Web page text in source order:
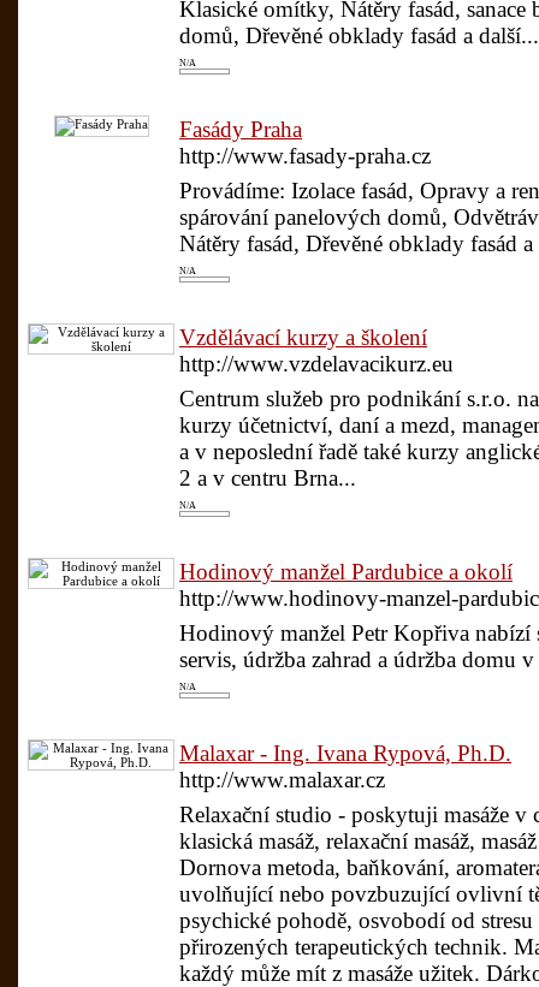
Klasické omítky, Nátěry fasád,
domů, Dřevěné obklady fasád a další...
N/A
Fasády Praha
http://www.fasady-praha.cz
Provádíme: Izolace fasád, Opravy a
spárování panelových domů,
Nátěry fasád, Dřevěné obklady fasád
N/A
Vzdělávací kurzy a školení
http://www.vzdelavacikurz.eu
Centrum služeb pro podnikání s.r.o.
kurzy účetnictví, daní a mezd,
a v neposlední řadě také kurzy
2 a v centru Brna...
N/A
Hodinový manžel Pardubice a okolí
http://www.hodinovy-manzel-
Hodinový manžel Petr Kopřiva
servis, údržba zahrad a údržba domu
N/A
Malaxar - Ing. Ivana Rypová, Ph.D.
http://www.malaxar.cz
Relaxační studio - poskytuji masáže v
klasická masáž, relaxační masáž,
Dornova metoda, baňkování,
uvolňující nebo povzbuzující ovlivní
psychické pohodě, osvobodí od
přirozených terapeutických technik.
každý může mít z masáže užitek.